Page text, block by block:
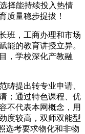
择能持续投入热情
质量稳步提拔！
，工商办理和市场
能的教育讲授立异。
，学校深化产教融
提出转专业申请、
；通过特色课程、优
不代表本网概念，用
度较高，双师双能型
选考要求物化和非物